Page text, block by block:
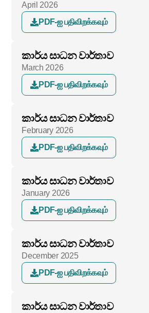
April 2026
PDF-ஐ பதிவிறக்கவும்
කාර්ය සාධන වාර්තාව
March 2026
PDF-ஐ பதிவிறக்கவும்
කාර්ය සාධන වාර්තාව
February 2026
PDF-ஐ பதிவிறக்கவும்
කාර්ය සාධන වාර්තාව
January 2026
PDF-ஐ பதிவிறக்கவும்
කාර්ය සාධන වාර්තාව
December 2025
PDF-ஐ பதிவிறக்கவும்
කාර්ය සාධන වාර්තාව